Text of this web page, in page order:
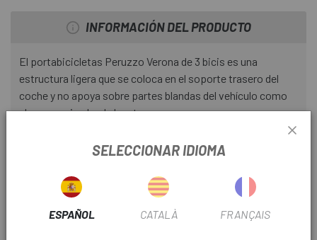
INFORMACIÓN DEL PRODUCTO
El portabicicletas Peruzzo Verona de 3 bicis es una
estructura ligera que se coloca en el soporte trasero del
coche y no apoya sobre partes blandas del vehículo como
alerones, ni sobre la luneta.
matrícula, ni las luces del vehículo.
DETALLES
Capacidad de Transporte: Permite transportar hasta 3
SELECCIONAR IDIOMA
ESPAÑOL CATALÀ FRANÇAIS